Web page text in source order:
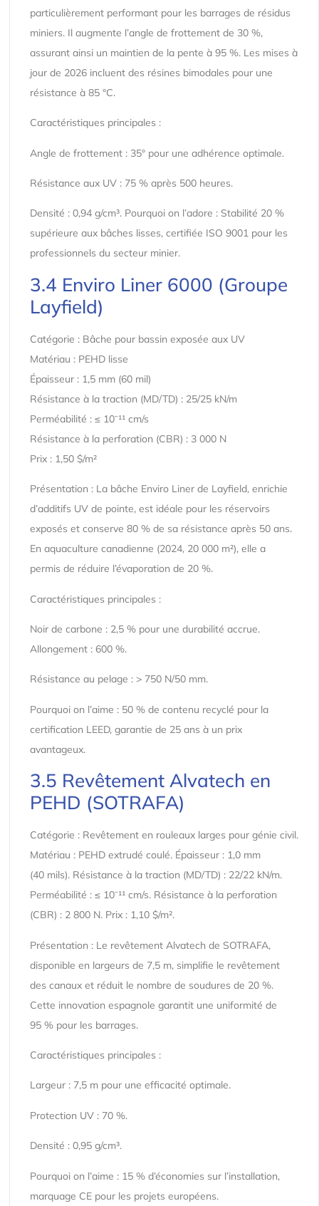
particulièrement performant pour les barrages de résidus
miniers. Il augmente l’angle de frottement de 30 %,
assurant ainsi un maintien de la pente à 95 %. Les mises à
jour de 2026 incluent des résines bimodales pour une
résistance à 85 °C.
Caractéristiques principales :
Angle de frottement : 35° pour une adhérence optimale.
Résistance aux UV : 75 % après 500 heures.
Densité : 0,94 g/cm³. Pourquoi on l’adore : Stabilité 20 %
supérieure aux bâches lisses, certifiée ISO 9001 pour les
professionnels du secteur minier.
3.4 Enviro Liner 6000 (Groupe
Layfield)
Catégorie : Bâche pour bassin exposée aux UV
Matériau : PEHD lisse
Épaisseur : 1,5 mm (60 mil)
Résistance à la traction (MD/TD) : 25/25 kN/m
Perméabilité : ≤ 10⁻¹¹ cm/s
Résistance à la perforation (CBR) : 3 000 N
Prix : 1,50 $/m²
Présentation : La bâche Enviro Liner de Layfield, enrichie
d’additifs UV de pointe, est idéale pour les réservoirs
exposés et conserve 80 % de sa résistance après 50 ans.
En aquaculture canadienne (2024, 20 000 m²), elle a
permis de réduire l’évaporation de 20 %.
Caractéristiques principales :
Noir de carbone : 2,5 % pour une durabilité accrue.
Allongement : 600 %.
Résistance au pelage : > 750 N/50 mm.
Pourquoi on l’aime : 50 % de contenu recyclé pour la
certification LEED, garantie de 25 ans à un prix
avantageux.
3.5 Revêtement Alvatech en
PEHD (SOTRAFA)
Catégorie : Revêtement en rouleaux larges pour génie civil.
Matériau : PEHD extrudé coulé. Épaisseur : 1,0 mm
(40 mils). Résistance à la traction (MD/TD) : 22/22 kN/m.
Perméabilité : ≤ 10⁻¹¹ cm/s. Résistance à la perforation
(CBR) : 2 800 N. Prix : 1,10 $/m².
Présentation : Le revêtement Alvatech de SOTRAFA,
disponible en largeurs de 7,5 m, simplifie le revêtement
des canaux et réduit le nombre de soudures de 20 %.
Cette innovation espagnole garantit une uniformité de
95 % pour les barrages.
Caractéristiques principales :
Largeur : 7,5 m pour une efficacité optimale.
Protection UV : 70 %.
Densité : 0,95 g/cm³.
Pourquoi on l’aime : 15 % d’économies sur l’installation,
marquage CE pour les projets européens.